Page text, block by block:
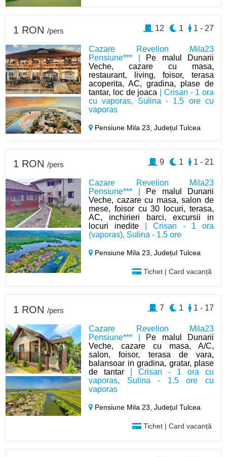
Cazare Revelion Mila23
Pensiune*** |
Pe malul Dunarii
Veche, cazare cu masa,
restaurant, living, foisor, terasa
acoperita, AC, gradina, plase de
tantar, loc de joaca | Crisan - 1 ora
cu vaporas, Sulina - 1.5 ore cu
vaporas
Pensiune Mila 23,Județul Tulcea
1 RON /pers 1 - 27
1
12
Cazare Revelion Mila23
Pensiune*** |
Pe malul Dunarii
Veche, cazare cu masa, salon de
mese, foisor cu 30 locuri, terasa,
AC, inchirieri barci, excursii in
locuri inedite | Crisan - 1 ora
(vaporas), Sulina - 1.5 ore
Pensiune Mila 23,Județul Tulcea
Tichet | Card vacanță
1 RON /pers 1 - 21
1
9
Cazare Revelion Mila23
Pensiune*** |
Pe malul Dunarii
Veche, cazare cu masa, A/C,
salon, foisor, terasa de vara,
balansoar in gradina, gratar, plase
de tantar | Crisan - 1 ora cu
vaporas, Sulina - 1.5 ore cu
vaporas
Pensiune Mila 23,Județul Tulcea
Tichet | Card vacanță
1 RON /pers 1 - 17
1
7